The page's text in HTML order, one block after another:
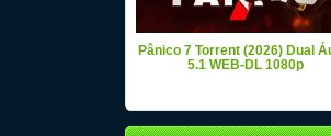
Pânico 7 Torrent (2026) Dual
5.1 WEB-DL 1080p